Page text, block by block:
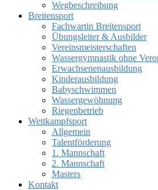
Wegbeschreibung
Breitensport
Fachwartin Breitensport
Übungsleiter & Ausbilder
Vereinsmeisterschaften
Wassergymnastik ohne
Erwachsenenausbildung
Kinderausbildung
Babyschwimmen
Wassergewöhnung
Riegenbetrieb
Wettkampfsport
Allgemein
Talentförderung
1. Mannschaft
2. Mannschaft
Masters
Kontakt